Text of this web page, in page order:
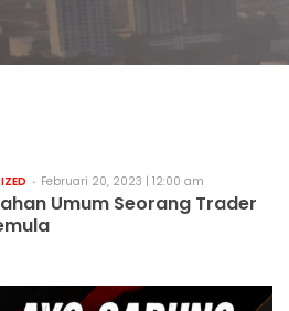
Februari 20, 2023 | 12:00 am
Umum Seorang Trader